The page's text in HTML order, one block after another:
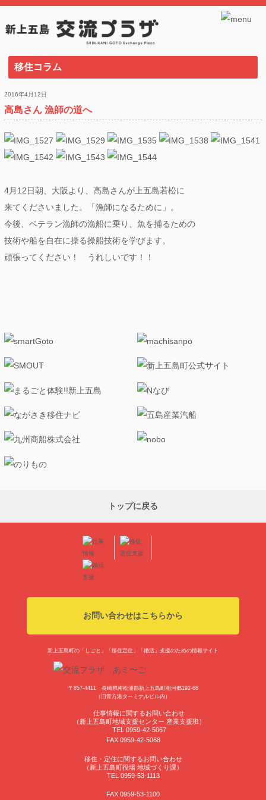
移住コラム
2016年4月12日
高島さん 漁師の道へ
4月12日朝、大阪より、高島さんが上五島若松に
来てくださいました。「漁師になるために」。
今後、ベテラン漁師の漁船に乗り、魚を捕るための
技術や船を自在に操る操船技術を学びます。
頑張ってください！ うれしいです！！
トップに戻る
お問い合わせはこちらから
新上五島町の「しごと」「移住定住」「婚活」支援のための情報サイト
〒857-4411 長崎県南松浦郡新上五島町相河郷192-68
（旧青方港ターミナルビル内）
仕事情報に関するお問い合わせ
（新上五島町地域支援センター 産業支援班）
TEL 0959-42-5067
FAX 0959-42-5068
移住・定住に関するお問い合わせ
（新上五島町役場 地域づくり課）
TEL 0959-53-1113
FAX 0959-53-1100